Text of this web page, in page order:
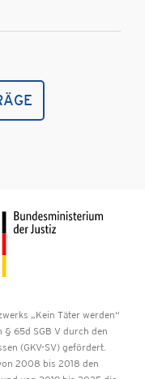
„Kein Täter werden“
§ 65d SGB V durch den
(GKV-SV) gefördert.
2008 bis 2018 den